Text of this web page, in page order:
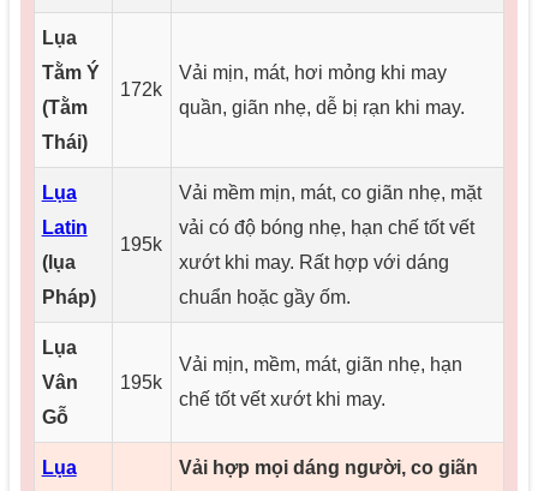
Lụa
Tằm Ý
(Tằm
Thái)
172k
Vải mịn, mát, hơi mỏng khi may
quần, giãn nhẹ, dễ bị rạn khi may.
Lụa
Latin
(lụa
Pháp)
195k
Vải mềm mịn, mát, co giãn nhẹ, mặt
vải có độ bóng nhẹ, hạn chế tốt vết
xướt khi may. Rất hợp với dáng
chuẩn hoặc gầy ốm.
Lụa
Vân
Gỗ
195k
Vải mịn, mềm, mát, giãn nhẹ, hạn
chế tốt vết xướt khi may.
Lụa
Vải hợp mọi dáng người, co giãn